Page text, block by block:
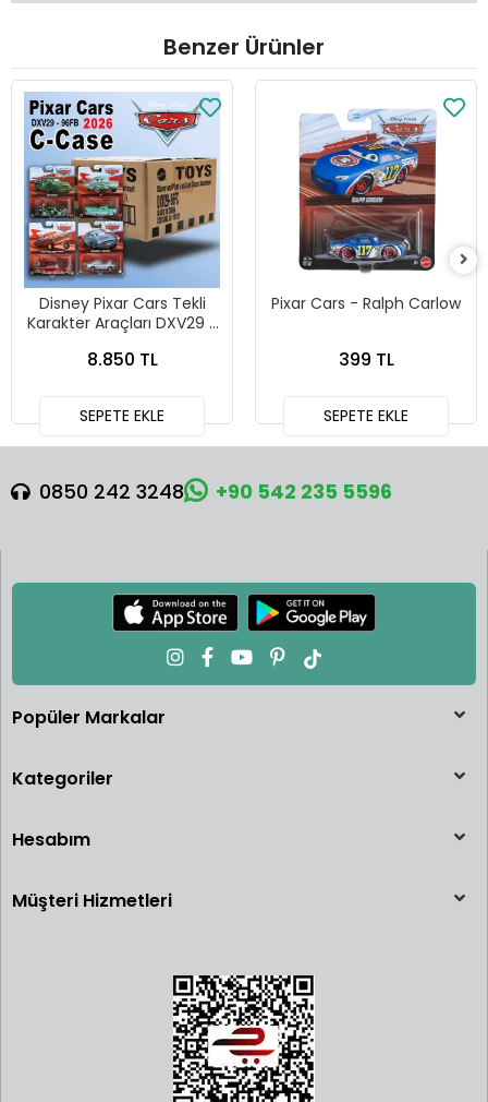
Benzer Ürünler
Disney Pixar Cars Tekli
Karakter Araçları DXV29 -
8.850 TL
SEPETE EKLE
Pixar Cars - Ralph Carlow
399 TL
SEPETE EKLE
0850 242 3248 +90 542 235 5596
Popüler Markalar
Kategoriler
Hesabım
Müşteri Hizmetleri